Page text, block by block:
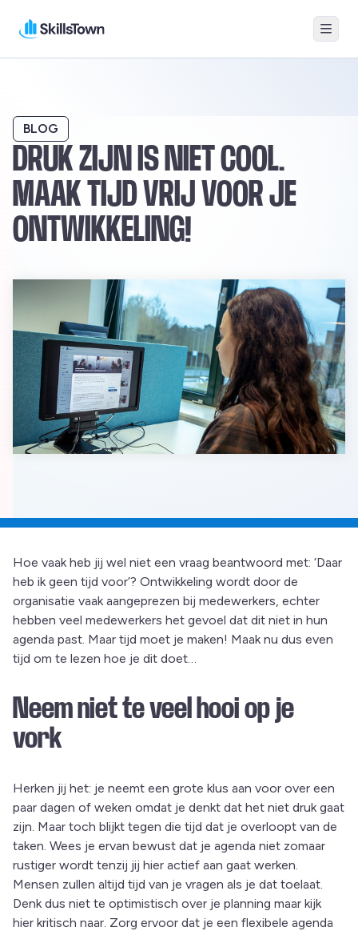
Menu
DRUK ZIJN IS NIET COOL.
MAAK TIJD VRIJ VOOR JE
ONTWIKKELING!
BLOG
Hoe vaak heb jij wel niet een vraag beantwoord met: ‘Daar
heb ik geen tijd voor’? Ontwikkeling wordt door de
organisatie vaak aangeprezen bij medewerkers, echter
hebben veel medewerkers het gevoel dat dit niet in hun
agenda past. Maar tijd moet je maken! Maak nu dus even
tijd om te lezen hoe je dit doet…
Neem niet te veel hooi op je
vork
Herken jij het: je neemt een grote klus aan voor over een
paar dagen of weken omdat je denkt dat het niet druk gaat
zijn. Maar toch blijkt tegen die tijd dat je overloopt van de
taken. Wees je ervan bewust dat je agenda niet zomaar
rustiger wordt tenzij jij hier actief aan gaat werken.
Mensen zullen altijd tijd van je vragen als je dat toelaat.
Denk dus niet te optimistisch over je planning maar kijk
hier kritisch naar. Zorg ervoor dat je een flexibele agenda